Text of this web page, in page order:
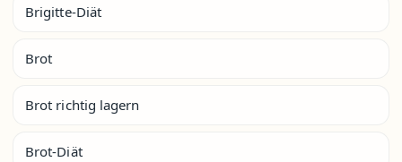
Brigitte-Diät
Brot
Brot richtig lagern
Brot-Diät